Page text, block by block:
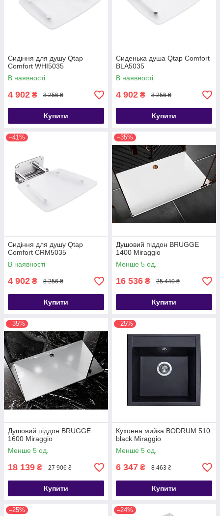
Сидіння для душу Qtap
Comfort WHI5035
В наявності
4 902 ₴ 8 256 ₴
Купити
Сиденька душа Qtap Comfort
BLA5035
В наявності
4 902 ₴ 8 256 ₴
Купити
–41%
Сидіння для душу Qtap
Comfort CRM5035
В наявності
4 902 ₴ 8 256 ₴
Купити
–35%
Душовий піддон BRUGGE
1400 Miraggio
Менше 5 од.
16 536 ₴ 25 440 ₴
Купити
–35%
Душовий піддон BRUGGE
1600 Miraggio
Менше 5 од.
18 139 ₴ 27 906 ₴
Купити
–25%
Кухонна мийка BODRUM 510
black Miraggio
Менше 5 од.
6 347 ₴ 8 463 ₴
Купити
–25% –24%